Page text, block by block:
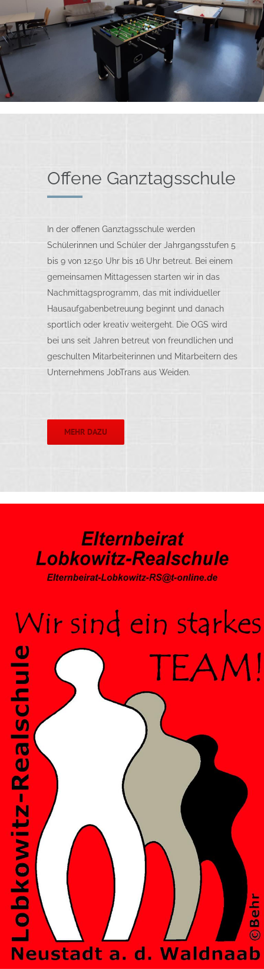
Offene Ganztagsschule
In der offenen Ganztagsschule werden
Schülerinnen und Schüler der Jahrgangsstufen 5
bis 9 von 12:50 Uhr bis 16 Uhr betreut. Bei einem
gemeinsamen Mittagessen starten wir in das
Nachmittagsprogramm, das mit individueller
Hausaufgabenbetreuung beginnt und danach
sportlich oder kreativ weitergeht. Die OGS wird
bei uns seit Jahren betreut von freundlichen und
geschulten Mitarbeiterinnen und Mitarbeitern des
Unternehmens JobTrans aus Weiden.
MEHR DAZU